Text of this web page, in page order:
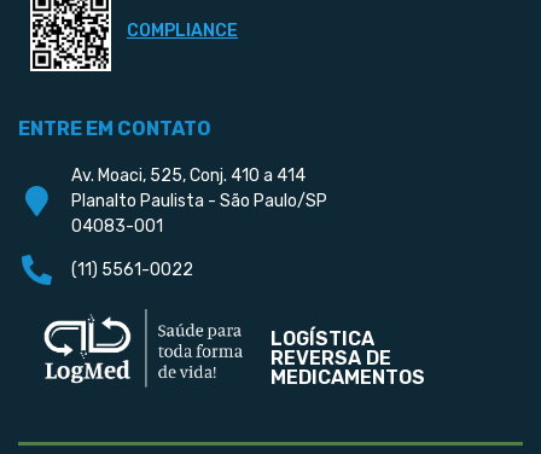
COMPLIANCE
ENTRE EM CONTATO
Av. Moaci, 525, Conj. 410 a 414
Planalto Paulista - São Paulo/SP
04083-001
(11) 5561-0022
LOGÍSTICA
REVERSA DE
MEDICAMENTOS